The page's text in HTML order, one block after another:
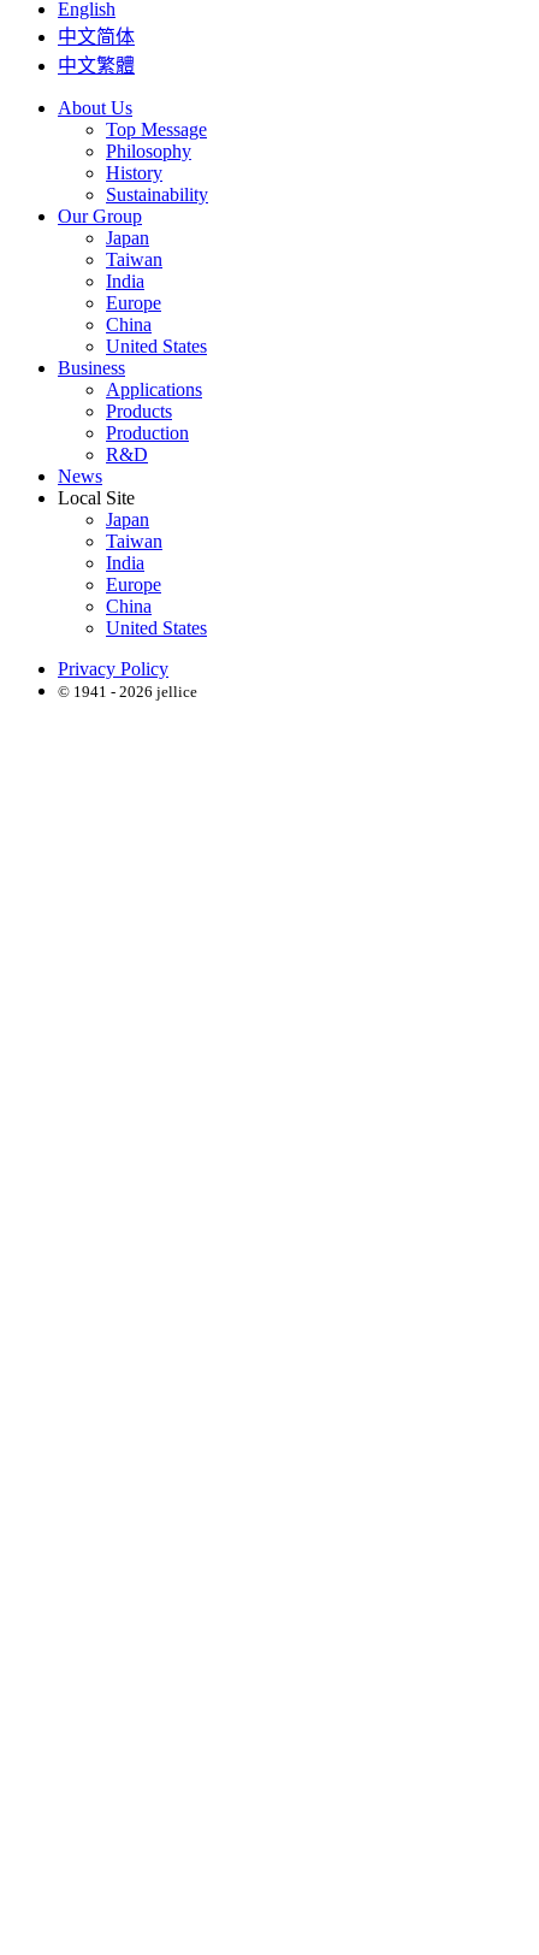
English
中文简体
中文繁體
About Us
Top Message
Philosophy
History
Sustainability
Our Group
Japan
Taiwan
India
Europe
China
United States
Business
Applications
Products
Production
R&D
News
Local Site
Japan
Taiwan
India
Europe
China
United States
Privacy Policy
© 1941 - 2026 jellice